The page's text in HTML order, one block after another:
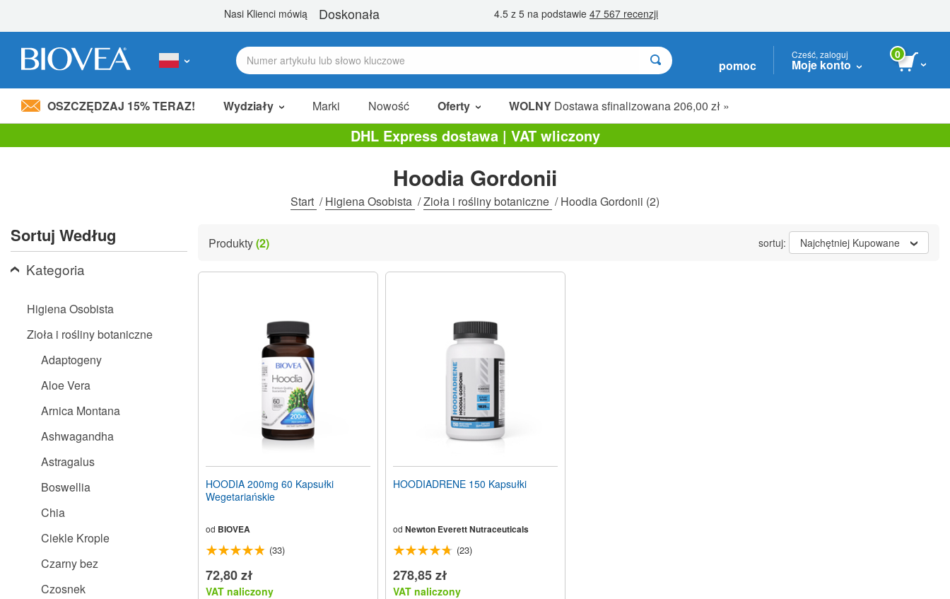
Uwaga:
dostępu.
Naciśnij
klawisze
Control-
dostosować
internetową
klawisze
otworzyć
ułatwień
pomoc
Cześć, zaloguj
Moje konto
0
OSZCZĘDZAJ 15% TERAZ! Wydziały Marki Nowość Oferty WOLNY Dostawa sfinalizowana 206,00 zł »
W Sprzedaży
Pakiety Promocyjne
Na Sprzedaż
DHL Express dostawa | VAT wliczony
Hoodia Gordonii
Start /Higiena Osobista /Zioła i rośliny botaniczne /Hoodia Gordonii (2)
Sortuj Według
Kategoria
Higiena Osobista
Zioła i rośliny botaniczne
Adaptogeny
Aloe Vera
Arnica Montana
Ashwagandha
Astragalus
Boswellia
Chia
Ciekle Krople
Czarny bez
Czosnek
Produkty(2) sortuj: Najchętniej Kupowane
HOODIA 200mg 60 Kapsułki
Wegetariańskie
od BIOVEA
(33)
72,80 zł
VAT naliczony
HOODIADRENE 150 Kapsułki
od Newton Everett Nutraceuticals
(23)
278,85 zł
VAT naliczony